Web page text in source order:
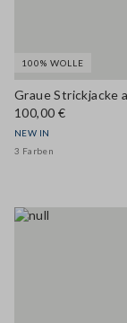
100% WOLLE
100,00 €
NEW IN
3 Farben